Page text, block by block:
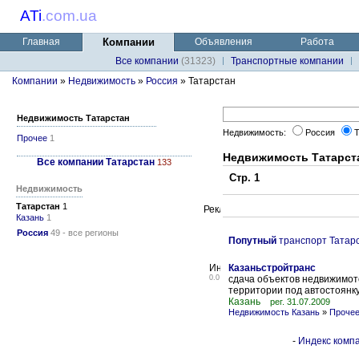
ATi.com.ua
Главная Компании Объявления
Работа
Все компании (31323)
Транспортные компании
Компании » Недвижимость » Россия » Татарстан
Недвижимость Татарстан
Прочее 1
Все компании Татарстан 133
Недвижимость
Татарстан 1
Казань 1
Россия 49 - все регионы
Недвижимость: Россия
Недвижимость
Стр. 1
Попутный транспорт
0.0
Казаньстройтранс
сдача объектов
территории под
Казань
рег. 31.07.2009
Недвижимость Казань » Прочее
- Индекс